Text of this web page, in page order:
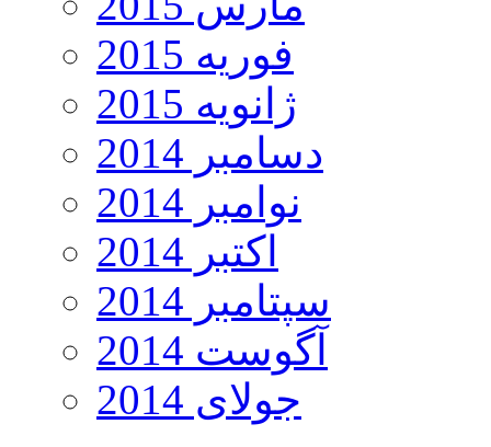
فوریه 2015
ژانویه 2015
دسامبر 2014
نوامبر 2014
اکتبر 2014
سپتامبر 2014
آگوست 2014
جولای 2014